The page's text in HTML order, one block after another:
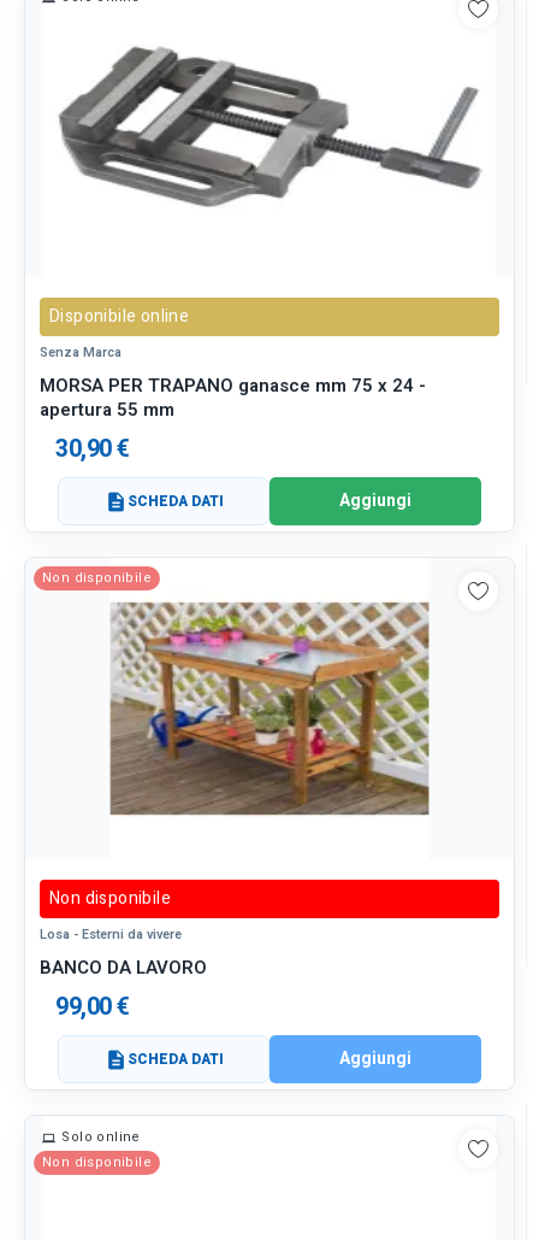
Disponibile online
Senza Marca
MORSA PER TRAPANO ganasce mm 75 x 24 -
apertura 55 mm
30,90 €
description SCHEDA DATI Aggiungi
Non disponibile
Non disponibile
Losa - Esterni da vivere
BANCO DA LAVORO
99,00 €
description SCHEDA DATI Aggiungi
Solo online
Non disponibile